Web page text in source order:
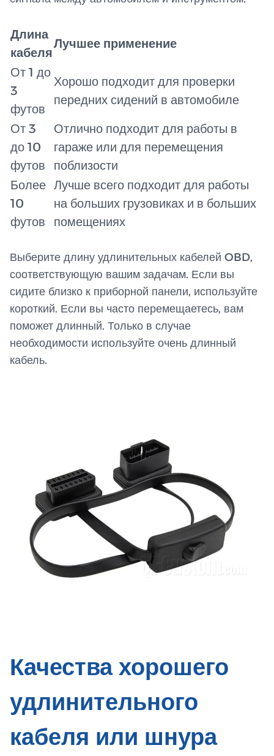
Длина
кабеля
Лучшее применение
От 1 до
3
футов
Хорошо подходит для проверки
передних сидений в автомобиле
От 3
до 10
футов
Отлично подходит для работы в
гараже или для перемещения
поблизости
Более
10
футов
Лучше всего подходит для работы
на больших грузовиках и в больших
помещениях
Выберите длину удлинительных кабелей OBD,
соответствующую вашим задачам. Если вы
сидите близко к приборной панели, используйте
короткий. Если вы часто перемещаетесь, вам
поможет длинный. Только в случае
необходимости используйте очень длинный
кабель.
Качества хорошего
удлинительного
кабеля или шнура